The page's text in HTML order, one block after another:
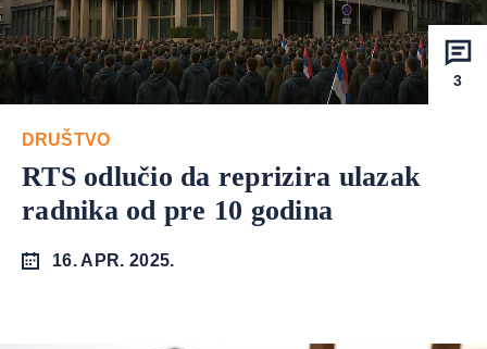
3
DRUŠTVO
RTS odlučio da reprizira ulazak
radnika od pre 10 godina
16. APR. 2025.